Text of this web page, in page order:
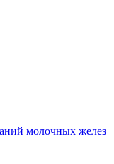
молочных желез